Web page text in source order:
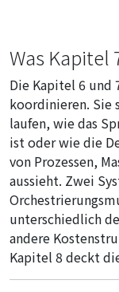
Was
Die Kapitel 6 und
koordinieren. Sie
laufen, wie das
ist oder wie die
von Prozessen,
aussieht. Zwei
unterschiedlich
andere
Kapitel 8 deckt